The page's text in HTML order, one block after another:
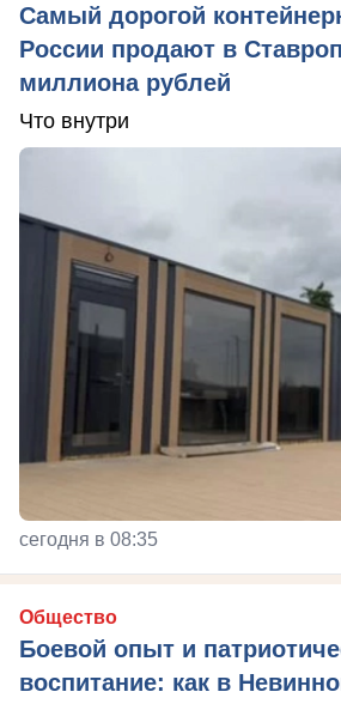
Самый дорогой
России продают в
миллиона рублей
Что внутри
сегодня в 08:35
Общество
Боевой опыт и
воспитание: как в